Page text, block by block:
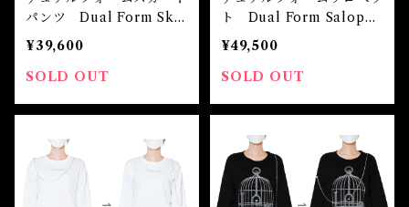
パンツ Dual Form Skir
t Pants
¥39,600
SOLD OUT
ト Dual Form Salopett
e
¥49,500
SOLD OUT